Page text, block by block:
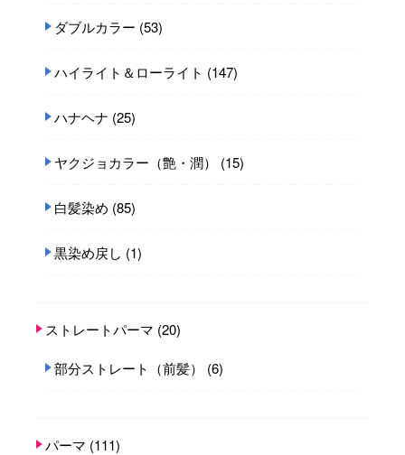
ダブルカラー (53)
ハイライト＆ローライト (147)
ハナヘナ (25)
ヤクジョカラー（艶・潤） (15)
白髪染め (85)
黒染め戻し (1)
ストレートパーマ (20)
部分ストレート（前髪） (6)
パーマ (111)